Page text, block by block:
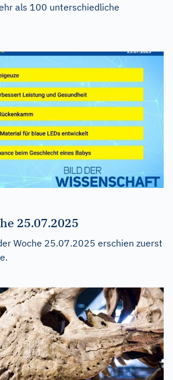
als 100 unterschiedliche
25.07.2025
Woche 25.07.2025 erschien zuerst
.